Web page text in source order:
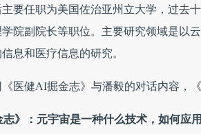
要任职为美国佐治亚州立大学，过去
院副院长等职位。主要研究领域是以
息和医疗信息的研究。
《医健AI掘金志》与潘毅的对话内容，
志》：元宇宙是一种什么技术，如何应